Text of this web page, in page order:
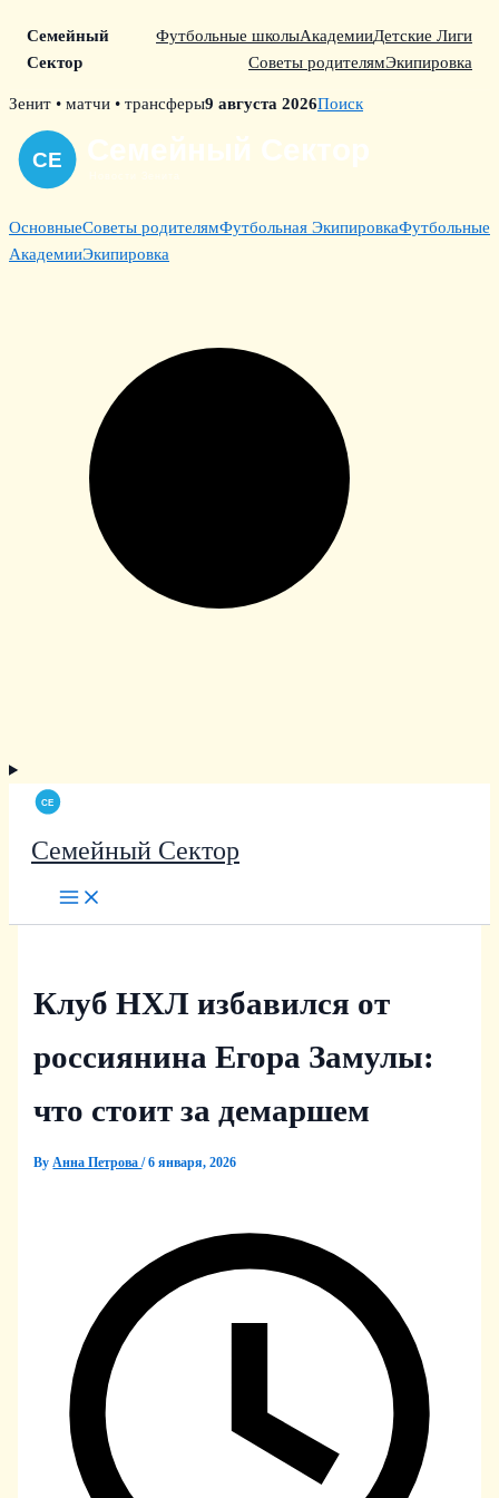
Семейный
Сектор
Футбольные школыАкадемииДетские Лиги
Советы родителямЭкипировка
Skip
content
Зенит • матчи • трансферы9 августа 2026Поиск
ОсновныеСоветы родителямФутбольная ЭкипировкаФутбольные
АкадемииЭкипировка
Семейный Сектор
Клуб НХЛ избавился от
россиянина Егора Замулы:
что стоит за демаршем
ByАнна Петрова/6 января, 2026